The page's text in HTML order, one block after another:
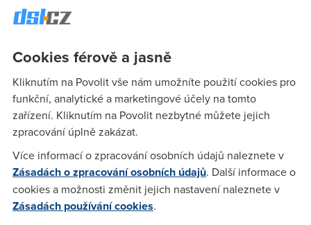
Aplikace navíc podstatně zrychlila. Má
televizního programu. "Navíc ve sledování rozkoukaného
naposledy skončili," doplňuje Aleš Krejčí, manažer
digitálních inovací společnosti O2
Operátor zpracovává všechny výtky svých uživatelů a snaží
na základě uživatelské
zkušenosti."V souvislosti s tím, je v ní integrován systém
pro zasílání zpětné vazby přímo z telefonu. Stačí tak
mobilem jen zatřást a popsat, co se zákazníkovi líbí nebo
naopak, co nefunguje správně,"
Cookies férově a jasně
Kliknutím na Povolit vše nám umožníte použití cookies pro
funkční, analytické a marketingové účely na tomto
zařízení. Kliknutím na Povolit nezbytné můžete jejich
zpracování úplně zakázat.
Více informací o zpracování osobních údajů naleznete v
Zásadách o zpracování osobních údajů. Další informace o
cookies a možnosti změnit jejich nastavení naleznete v
Zásadách používání cookies.